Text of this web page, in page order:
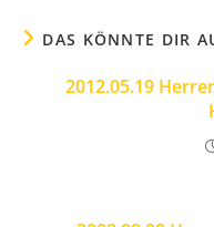
DAS KÖNNTE DIR
2012.05.19